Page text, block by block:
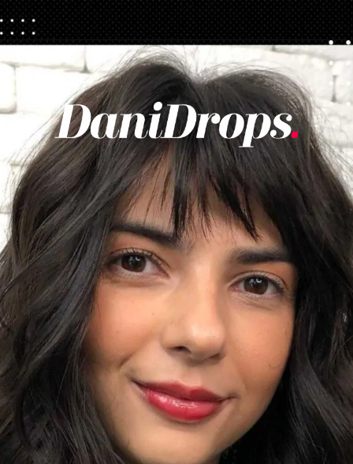
Opening https://danidrops.com.br/tendencia-corte-de-cabelo-feminino-2025/